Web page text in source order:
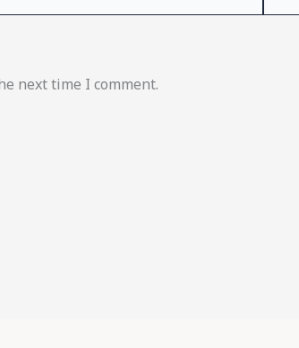
next time I comment.